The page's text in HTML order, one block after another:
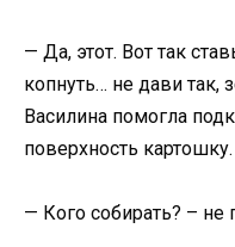
— Да, этот. Вот так
копнуть… не дави так,
Василина помогла
поверхность
— Кого собирать? – не